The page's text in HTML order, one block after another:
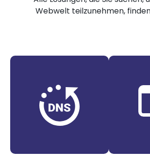
Webwelt teilzunehmen,